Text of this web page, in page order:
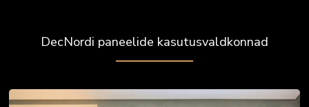
DecNordi paneelide kasutusvaldkonnad